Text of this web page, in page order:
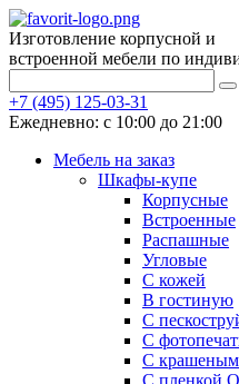
Изготовление корпусной и
встроенной мебели по
+7 (495) 125-03-31
Ежедневно: с 10:00 до 21:00
Мебель на заказ
Шкафы-купе
Корпусные
Встроенные
Распашные
Угловые
С кожей
В гостиную
С
С
С крашеным
С пленкой